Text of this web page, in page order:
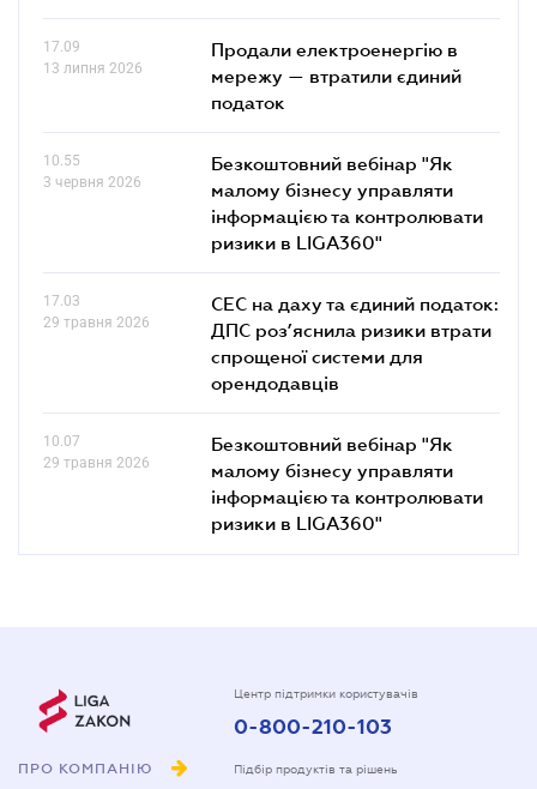
17.09
13 липня 2026
Продали електроенергію в
мережу — втратили єдиний
податок
10.55
3 червня 2026
Безкоштовний вебінар "Як
малому бізнесу управляти
інформацією та контролювати
ризики в LIGA360"
17.03
29 травня 2026
СЕС на даху та єдиний податок:
ДПС роз’яснила ризики втрати
спрощеної системи для
орендодавців
10.07
29 травня 2026
Безкоштовний вебінар "Як
малому бізнесу управляти
інформацією та контролювати
ризики в LIGA360"
ПРО КОМПАНІЮ
Центр підтримки користувачів
0-800-210-103
Підбір продуктів та рішень